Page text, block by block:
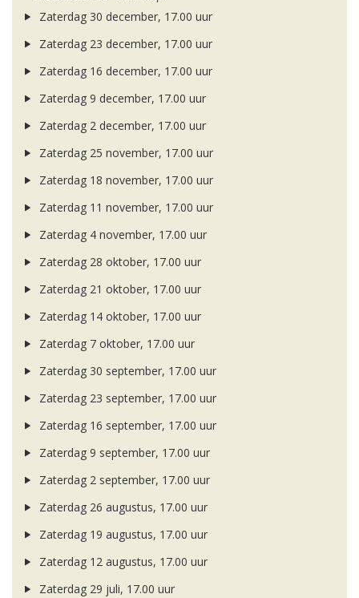
Zaterdag 30 december, 17.00 uur
Zaterdag 23 december, 17.00 uur
Zaterdag 16 december, 17.00 uur
Zaterdag 9 december, 17.00 uur
Zaterdag 2 december, 17.00 uur
Zaterdag 25 november, 17.00 uur
Zaterdag 18 november, 17.00 uur
Zaterdag 11 november, 17.00 uur
Zaterdag 4 november, 17.00 uur
Zaterdag 28 oktober, 17.00 uur
Zaterdag 21 oktober, 17.00 uur
Zaterdag 14 oktober, 17.00 uur
Zaterdag 7 oktober, 17.00 uur
Zaterdag 30 september, 17.00 uur
Zaterdag 23 september, 17.00 uur
Zaterdag 16 september, 17.00 uur
Zaterdag 9 september, 17.00 uur
Zaterdag 2 september, 17.00 uur
Zaterdag 26 augustus, 17.00 uur
Zaterdag 19 augustus, 17.00 uur
Zaterdag 12 augustus, 17.00 uur
Zaterdag 29 juli, 17.00 uur